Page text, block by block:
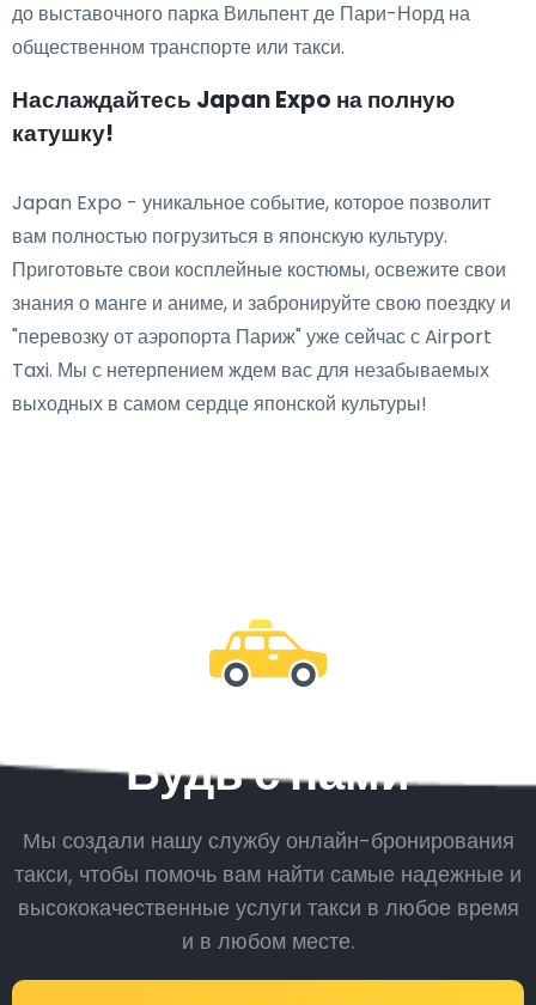
до выставочного парка Вильпент де Пари-Норд на
общественном транспорте или такси.
Наслаждайтесь Japan Expo на полную
катушку!
Japan Expo - уникальное событие, которое позволит
вам полностью погрузиться в японскую культуру.
Приготовьте свои косплейные костюмы, освежите свои
знания о манге и аниме, и забронируйте свою поездку и
"перевозку от аэропорта Париж" уже сейчас с Airport
Taxi. Мы с нетерпением ждем вас для незабываемых
выходных в самом сердце японской культуры!
Будь с нами
Мы создали нашу службу онлайн-бронирования
такси, чтобы помочь вам найти самые надежные и
высококачественные услуги такси в любое время
и в любом месте.